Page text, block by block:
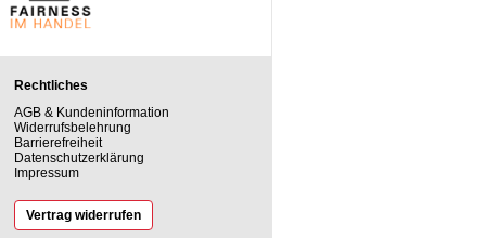
Rechtliches
AGB & Kundeninformation
Widerrufsbelehrung
Barrierefreiheit
Datenschutzerklärung
Impressum
Vertrag widerrufen